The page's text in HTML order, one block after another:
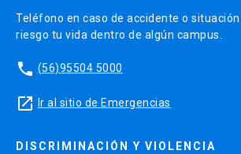
continuo y generar una Cultura de
en la organización.
Contenidos:
Mejora Continua bajo el enfoque
Teléfono en caso de accidente o
riesgo tu vida dentro de algún campus.
phone (56)95504 5000
launch Ir al sitio de Emergencias
DISCRIMINACIÓN Y VIOLENCIA